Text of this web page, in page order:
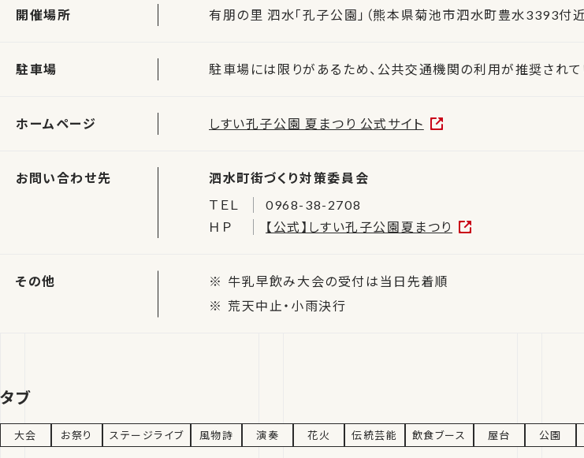
開催場所 有朋の里 泗水「孔子公園」（熊本県菊池市泗水町豊水3393付近
駐車場 駐車場には限りがあるため、公共交通機関の利用が推奨されて
ホームページ しすい孔子公園 夏まつり 公式サイト
お問い合わせ先
泗水町街づくり対策委員会
ＴＥＬ
0968-38-2708
ＨＰ
【公式】しすい孔子公園夏まつり
その他
牛乳早飲み大会の受付は当日先着順
荒天中止・小雨決行
タブ
大会 お祭り ステージライブ 風物詩 演奏 花火 伝統芸能 飲食ブース 屋台 公園